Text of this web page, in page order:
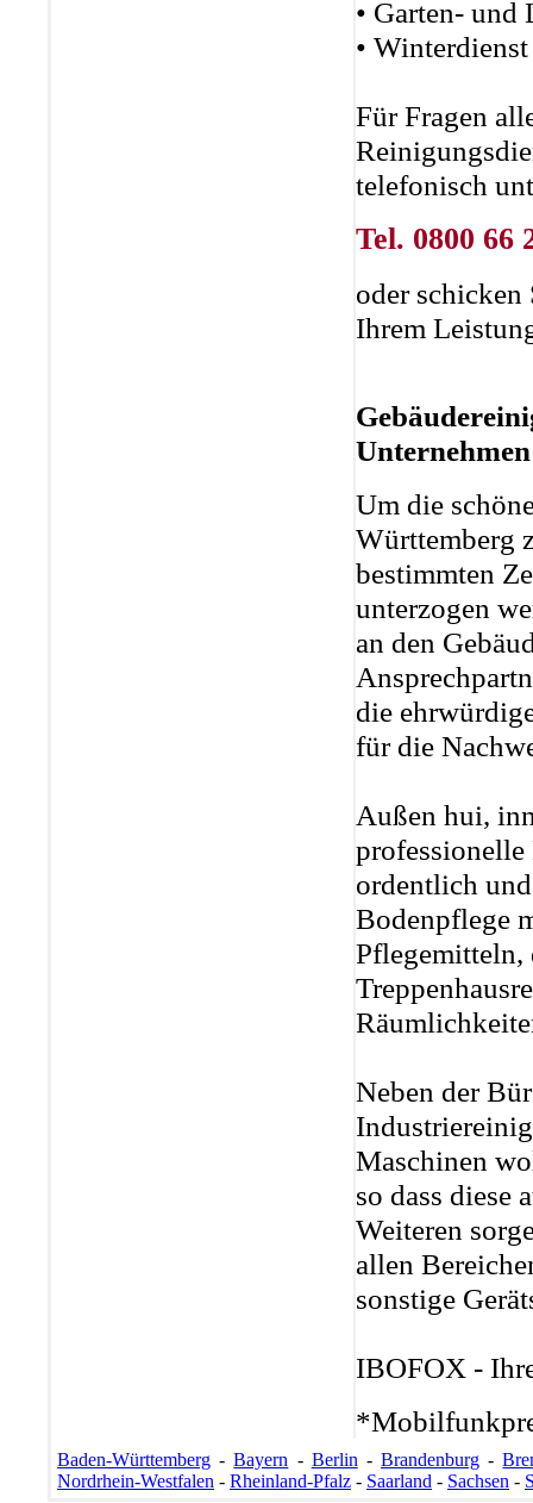
• Garten- und
•
Für Fragen
telefonisch
Tel. 0800 66
oder
Ihrem
Um die
Württemberg
bestimmten
unterzogen
an den
die
für die
Außen hui,
ordentlich
Bodenpflege
Pflegemitteln,
Neben der
Maschinen
so dass diese
Weiteren
allen
sonstige
IBOFOX -
Baden-Württemberg -Bayern - Berlin -Brandenburg -
Nordrhein-Westfalen - Rheinland-Pfalz - Saarland - Sachsen -